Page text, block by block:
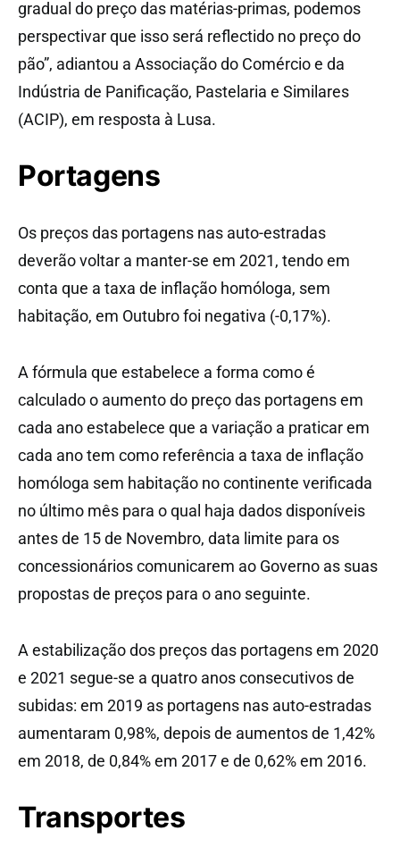
gradual do preço das matérias-primas, podemos
perspectivar que isso será reflectido no preço do
pão”, adiantou a Associação do Comércio e da
Indústria de Panificação, Pastelaria e Similares
(ACIP), em resposta à Lusa.
Portagens
Os preços das portagens nas auto-estradas
deverão voltar a manter-se em 2021, tendo em
conta que a taxa de inflação homóloga, sem
habitação, em Outubro foi negativa (-0,17%).
A fórmula que estabelece a forma como é
calculado o aumento do preço das portagens em
cada ano estabelece que a variação a praticar em
cada ano tem como referência a taxa de inflação
homóloga sem habitação no continente verificada
no último mês para o qual haja dados disponíveis
antes de 15 de Novembro, data limite para os
concessionários comunicarem ao Governo as suas
propostas de preços para o ano seguinte.
A estabilização dos preços das portagens em 2020
e 2021 segue-se a quatro anos consecutivos de
subidas: em 2019 as portagens nas auto-estradas
aumentaram 0,98%, depois de aumentos de 1,42%
em 2018, de 0,84% em 2017 e de 0,62% em 2016.
Transportes